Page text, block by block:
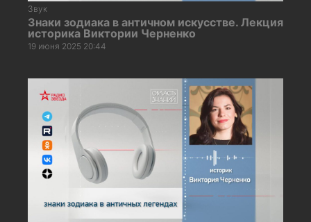
Звук
Знаки зодиака в античном искусстве. Лекция
историка Виктории Черненко
19 июня 2025 20:44